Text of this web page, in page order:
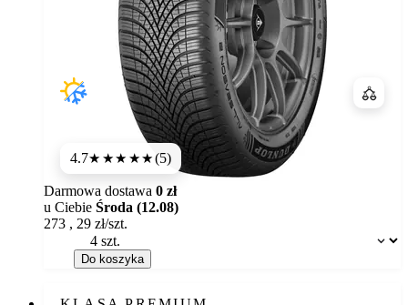
4.7★★★★★(5)
Dostępność:
Darmowa dostawa 0 zł
u Ciebie Środa (12.08)
273 , 29 zł/szt.
Do koszyka